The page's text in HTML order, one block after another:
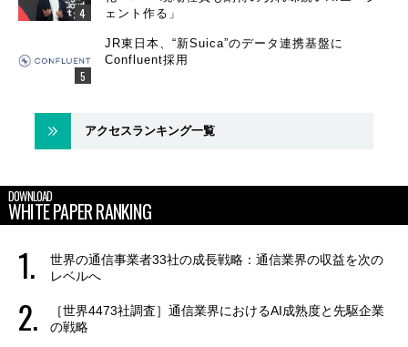
ェント作る」
JR東日本、“新Suica”のデータ連携基盤に
Confluent採用
アクセスランキング一覧
DOWNLOAD
WHITE PAPER RANKING
世界の通信事業者33社の成長戦略：通信業界の収益を次の
レベルへ
［世界4473社調査］通信業界におけるAI成熟度と先駆企業
の戦略